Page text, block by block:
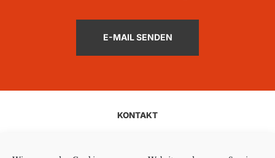
E-MAIL SENDEN
KONTAKT